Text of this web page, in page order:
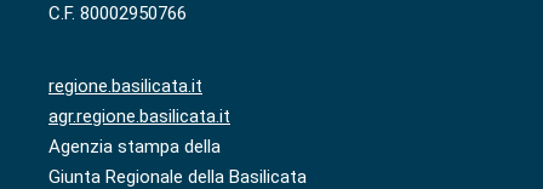
C.F. 80002950766
regione.basilicata.it
agr.regione.basilicata.it
Agenzia stampa della
Giunta Regionale della Basilicata